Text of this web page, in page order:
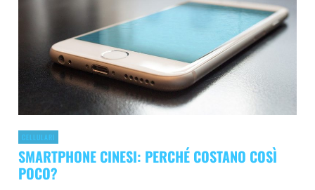
CELLULARI
SMARTPHONE CINESI: PERCHÉ COSTANO COSÌ
POCO?